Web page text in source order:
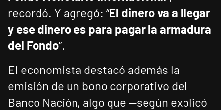
recordó. Y agregó: “El dinero va a llegar
y ese dinero es para pagar la armadura
del Fondo”.
El economista destacó además la
emisión de un bono corporativo del
Banco Nación, algo que —según explicó